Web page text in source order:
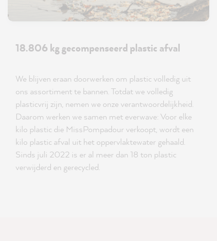
18.806 kg gecompenseerd plastic afval
We blijven eraan doorwerken om plastic volledig uit
ons assortiment te bannen. Totdat we volledig
plasticvrij zijn, nemen we onze verantwoordelijkheid.
Daarom werken we samen met everwave: Voor elke
kilo plastic die MissPompadour verkoopt, wordt een
kilo plastic afval uit het oppervlaktewater gehaald.
Sinds juli 2022 is er al meer dan 18 ton plastic
verwijderd en gerecycled.